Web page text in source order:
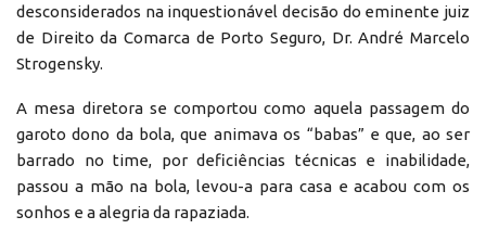
desconsiderados na inquestionável decisão do eminente juiz
de Direito da Comarca de Porto Seguro, Dr. André Marcelo
Strogensky.
A mesa diretora se comportou como aquela passagem do
garoto dono da bola, que animava os “babas” e que, ao ser
barrado no time, por deficiências técnicas e inabilidade,
passou a mão na bola, levou-a para casa e acabou com os
sonhos e a alegria da rapaziada.